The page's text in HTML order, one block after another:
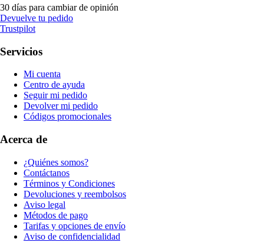
30 días para cambiar de opinión
Devuelve tu pedido
Trustpilot
Servicios
Mi cuenta
Centro de ayuda
Seguir mi pedido
Devolver mi pedido
Códigos promocionales
Acerca de
¿Quiénes somos?
Contáctanos
Términos y Condiciones
Devoluciones y reembolsos
Aviso legal
Métodos de pago
Tarifas y opciones de envío
Aviso de confidencialidad